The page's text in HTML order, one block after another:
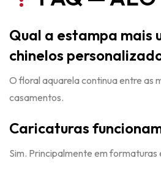
Qual a estampa mais
chinelos
O floral aquarela continua entre as
casamentos.
Caricaturas
Sim. Principalmente em